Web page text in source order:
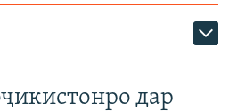
дар